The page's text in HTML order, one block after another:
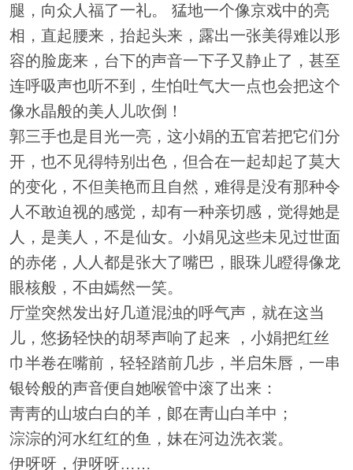
腿，向众人福了一礼。 猛地一个像京戏中的亮
相，直起腰来，抬起头来，露出一张美得难以形
容的脸庞来，台下的声音一下子又静止了，甚至
连呼吸声也听不到，生怕吐气大一点也会把这个
像水晶般的美人儿吹倒！
郭三手也是目光一亮，这小娟的五官若把它们分
开，也不见得特别出色，但合在一起却起了莫大
的变化，不但美艳而且自然，难得是没有那种令
人不敢迫视的感觉，却有一种亲切感，觉得她是
人，是美人，不是仙女。小娟见这些未见过世面
的赤佬，人人都是张大了嘴巴，眼珠儿瞪得像龙
眼核般，不由嫣然一笑。
厅堂突然发出好几道混浊的呼气声，就在这当
儿，悠扬轻快的胡琴声响了起来 ，小娟把红丝
巾半卷在嘴前，轻轻踏前几步，半启朱唇，一串
银铃般的声音便自她喉管中滚了出来：
靑靑的山坡白白的羊，郞在靑山白羊中；
淙淙的河水红红的鱼，妹在河边洗衣裳。
伊呀呀，伊呀呀……